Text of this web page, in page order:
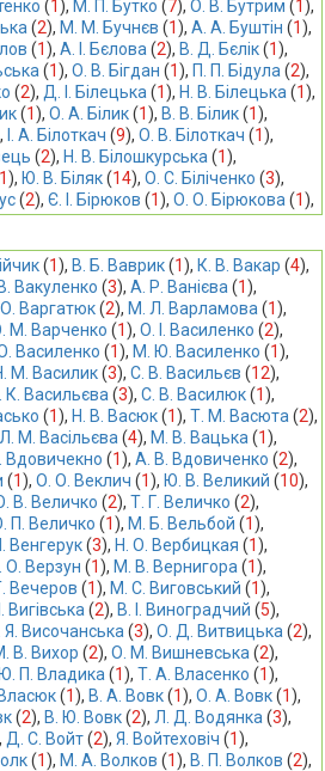
(1), М. П. Бутко (7), О. В. Бутрим (1),
(2), М. М. Бучнєв (1), А. А. Буштін (1),
(1), А. І. Бєлова (2), В. Д. Бєлік (1),
(1), О. В. Бігдан (1), П. П. Бідула (2),
(2), Д. І. Білецька (1), Н. В. Білецька (1),
(1), О. А. Білик (1), В. В. Білик (1),
І. А. Білоткач (9), О. В. Білоткач (1),
(2), Н. В. Білошкурська (1),
1), Ю. В. Біляк (14), О. С. Біліченко (3),
(2), Є. І. Бірюков (1), О. О. Бірюкова (1),
(1), В. Б. Ваврик (1), К. В. Вакар (4),
Вакуленко (3), А. Р. Ванієва (1),
Варгатюк (2), М. Л. Варламова (1),
М. Варченко (1), О. І. Василенко (2),
Василенко (1), М. Ю. Василенко (1),
М. Василик (3), С. В. Васильєв (12),
К. Васильєва (3), С. В. Василюк (1),
(1), Н. В. Васюк (1), Т. М. Васюта (2),
Л. М. Васільєва (4), М. В. Вацька (1),
Вдовичекно (1), А. В. Вдовиченко (2),
(1), О. О. Веклич (1), Ю. В. Великий (10),
В. Величко (2), Т. Г. Величко (2),
П. Величко (1), М. Б. Вельбой (1),
Венгерук (3), Н. О. Вербицкая (1),
О. Верзун (1), М. В. Вернигора (1),
Вечеров (1), М. С. Виговський (1),
Вигівська (2), В. І. Виноградчий (5),
Я. Височанська (3), О. Д. Витвицька (2),
В. Вихор (2), О. М. Вишневська (2),
Ю. П. Владика (1), Т. А. Власенко (1),
(1), В. А. Вовк (1), О. А. Вовк (1),
(2), В. Ю. Вовк (2), Л. Д. Водянка (3),
Д. С. Войт (2), Я. Войтеховіч (1),
(1), М. А. Волков (1), В. П. Волков (2),